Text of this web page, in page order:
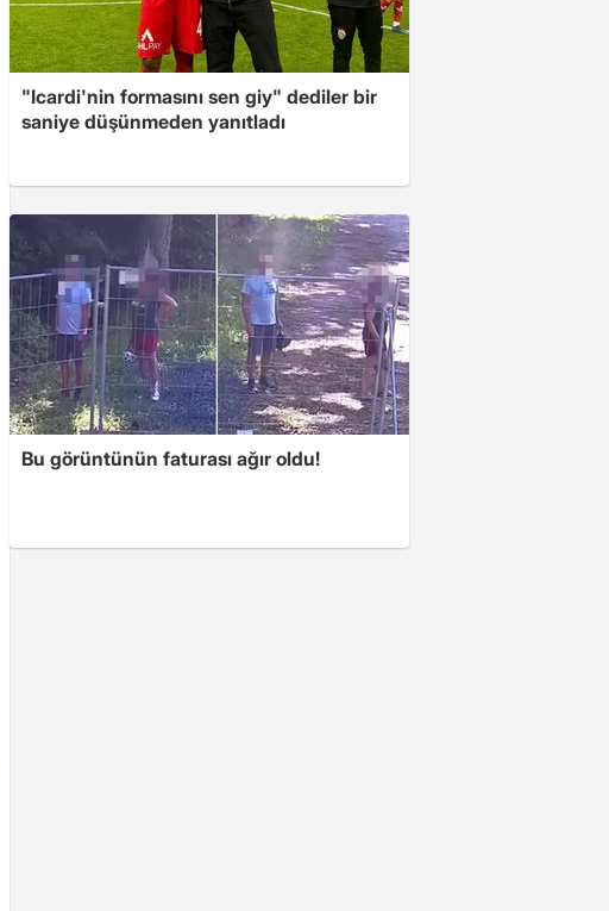
"Icardi'nin formasını sen giy" dediler bir
saniye düşünmeden yanıtladı
Bu görüntünün faturası ağır oldu!